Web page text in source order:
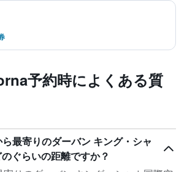
予約時によくある質
最寄りのダーバン キング・シャ
ぐらいの距離ですか？